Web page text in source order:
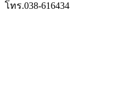
โทร.038-616434